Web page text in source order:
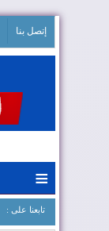
إتصل بنا
≡
: تابعنا على